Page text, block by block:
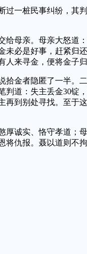
一桩民事纠纷，其判
母亲。母亲大怒道
未必是好事，赶紧归
人来寻金，便将金子归
金者隐匿了一半。二
判道：失主丢金30锭
再到别处寻找。至于
诚实、恪守孝道；母
将仇报。聂以道则不